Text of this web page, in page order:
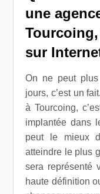
une
sur
On ne peut
jours, c’est un
à Tourcoing,
implantée dans
peut le mieux
atteindre le plus
sera représenté
haute définition